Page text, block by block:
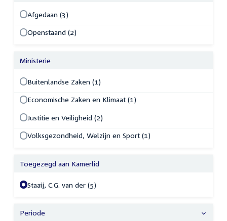
Afgedaan (3)
Openstaand (2)
Ministerie
Buitenlandse Zaken (1)
Economische Zaken en Klimaat (1)
Justitie en Veiligheid (2)
Volksgezondheid, Welzijn en Sport (1)
Toegezegd aan Kamerlid
Staaij, C.G. van der (5)
Periode